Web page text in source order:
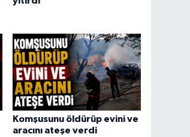
Komşusunu öldürüp evini ve
aracını ateşe verdi